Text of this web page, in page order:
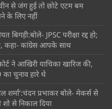
से जंग हुई तो छोटे एटम बम
के लिए नहीं
JPSC परीक्षा रद्द हो;
कहा- कांग्रेस आपके साथ
ने आखिरी याचिका खारिज की,
चुनाव हारे थे
प्रभाकर बोले- मेकर्स से
शो से निकाल दिया